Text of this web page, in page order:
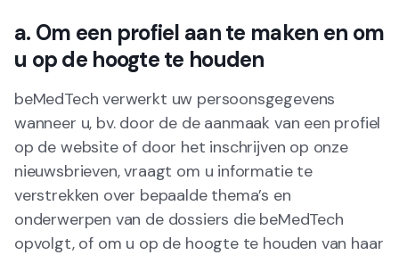
a. Om een profiel aan te maken en om
u op de hoogte te houden
beMedTech verwerkt uw persoonsgegevens
wanneer u, bv. door de de aanmaak van een profiel
op de website of door het inschrijven op onze
nieuwsbrieven, vraagt om u informatie te
verstrekken over bepaalde thema’s en
onderwerpen van de dossiers die beMedTech
opvolgt, of om u op de hoogte te houden van haar